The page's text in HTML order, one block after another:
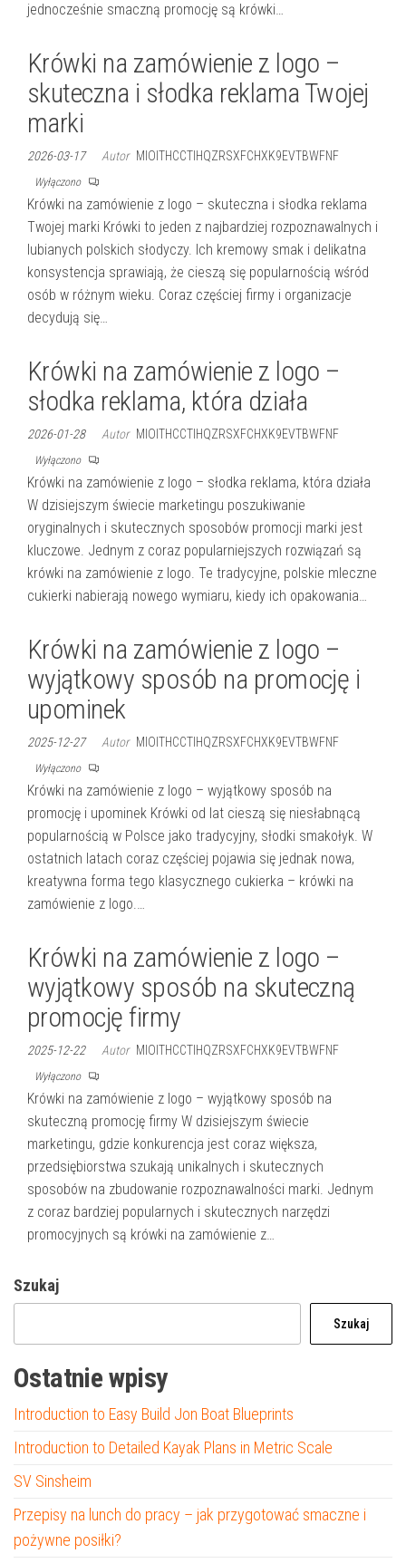
jednocześnie smaczną promocję są krówki…
Krówki na zamówienie z logo –
skuteczna i słodka reklama Twojej
marki
2026-03-17 Autor MIOITHCCTIHQZRSXFCHXK9EVTBWFNF
Wyłączono
Krówki na zamówienie z logo – skuteczna i słodka reklama
Twojej marki Krówki to jeden z najbardziej rozpoznawalnych i
lubianych polskich słodyczy. Ich kremowy smak i delikatna
konsystencja sprawiają, że cieszą się popularnością wśród
osób w różnym wieku. Coraz częściej firmy i organizacje
decydują się…
Krówki na zamówienie z logo –
słodka reklama, która działa
2026-01-28 Autor MIOITHCCTIHQZRSXFCHXK9EVTBWFNF
Wyłączono
Krówki na zamówienie z logo – słodka reklama, która działa
W dzisiejszym świecie marketingu poszukiwanie
oryginalnych i skutecznych sposobów promocji marki jest
kluczowe. Jednym z coraz popularniejszych rozwiązań są
krówki na zamówienie z logo. Te tradycyjne, polskie mleczne
cukierki nabierają nowego wymiaru, kiedy ich opakowania…
Krówki na zamówienie z logo –
wyjątkowy sposób na promocję i
upominek
2025-12-27 Autor MIOITHCCTIHQZRSXFCHXK9EVTBWFNF
Wyłączono
Krówki na zamówienie z logo – wyjątkowy sposób na
promocję i upominek Krówki od lat cieszą się niesłabnącą
popularnością w Polsce jako tradycyjny, słodki smakołyk. W
ostatnich latach coraz częściej pojawia się jednak nowa,
kreatywna forma tego klasycznego cukierka – krówki na
zamówienie z logo.…
Krówki na zamówienie z logo –
wyjątkowy sposób na skuteczną
promocję firmy
2025-12-22 Autor MIOITHCCTIHQZRSXFCHXK9EVTBWFNF
Wyłączono
Krówki na zamówienie z logo – wyjątkowy sposób na
skuteczną promocję firmy W dzisiejszym świecie
marketingu, gdzie konkurencja jest coraz większa,
przedsiębiorstwa szukają unikalnych i skutecznych
sposobów na zbudowanie rozpoznawalności marki. Jednym
z coraz bardziej popularnych i skutecznych narzędzi
promocyjnych są krówki na zamówienie z…
Szukaj
Szukaj
Ostatnie wpisy
Introduction to Easy Build Jon Boat Blueprints
Introduction to Detailed Kayak Plans in Metric Scale
SV Sinsheim
Przepisy na lunch do pracy – jak przygotować smaczne i
pożywne posiłki?